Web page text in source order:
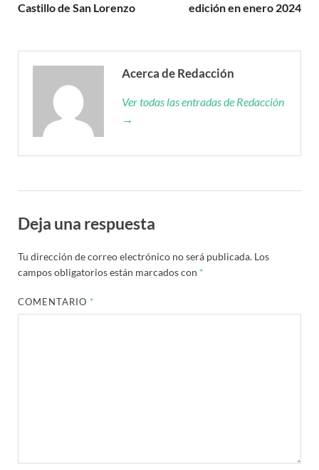
Castillo de San Lorenzo
edición en enero 2024
Acerca de Redacción
Ver todas las entradas de Redacción
→
Deja una respuesta
Tu dirección de correo electrónico no será publicada. Los
campos obligatorios están marcados con *
COMENTARIO *